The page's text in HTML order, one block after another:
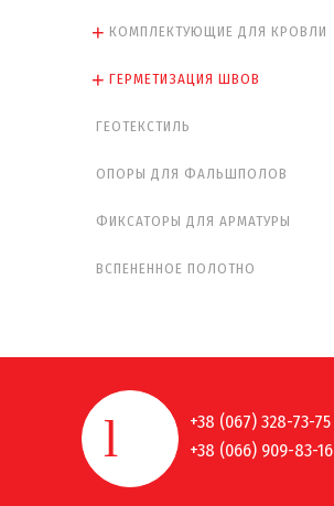
КОМПЛЕКТУЮЩИЕ ДЛЯ КРОВЛИ
ГЕРМЕТИЗАЦИЯ ШВОВ
ГЕОТЕКСТИЛЬ
ОПОРЫ ДЛЯ ФАЛЬШПОЛОВ
ФИКСАТОРЫ ДЛЯ АРМАТУРЫ
ВСПЕНЕННОЕ ПОЛОТНО
+38 (067) 328-73-75
+38 (066) 909-83-16